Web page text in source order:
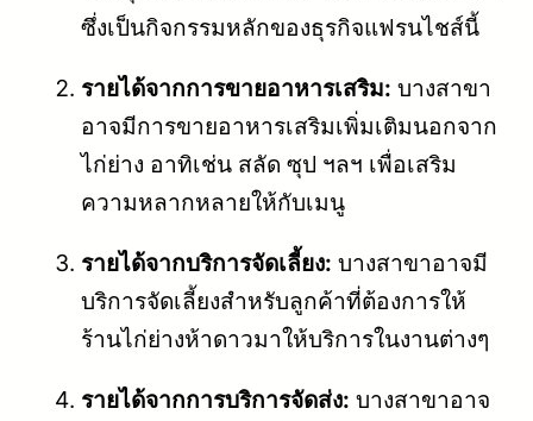
ซึ่งเป็นกิจกรรมหลักของธุรกิจแฟรนไชส์นี้
รายได้จากการขายอาหารเสริม: บางสาขา
อาจมีการขายอาหารเสริมเพิ่มเติมนอกจาก
ไก่ย่าง อาทิเช่น สลัด ซุป ฯลฯ เพื่อเสริม
ความหลากหลายให้กับเมนู
รายได้จากบริการจัดเลี้ยง: บางสาขาอาจมี
บริการจัดเลี้ยงสำหรับลูกค้าที่ต้องการให้
ร้านไก่ย่างห้าดาวมาให้บริการในงานต่างๆ
รายได้จากการบริการจัดส่ง: บางสาขาอาจ